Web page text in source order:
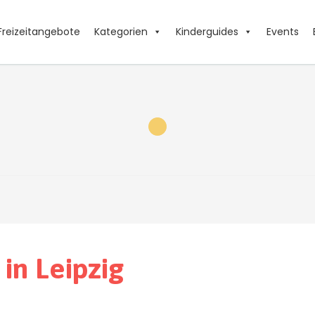
Kategorien Kinderguides Events
Leipzig